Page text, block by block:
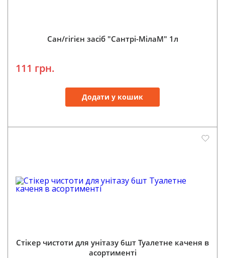
Сан/гігієн засіб "Сантрі-МілаМ" 1л
111 грн.
Додати у кошик
Стікер чистоти для унітазу 6шт Туалетне каченя в
асортименті